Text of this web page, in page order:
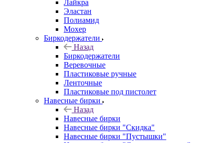
Лайкра
Эластан
Полиамид
Мохер
Биркодержатели
Назад
Биркодержатели
Веревочные
Пластиковые ручные
Ленточные
Пластиковые под пистолет
Навесные бирки
Назад
Навесные бирки
Навесные бирки "Скидка"
Навесные бирки "Пустышки"